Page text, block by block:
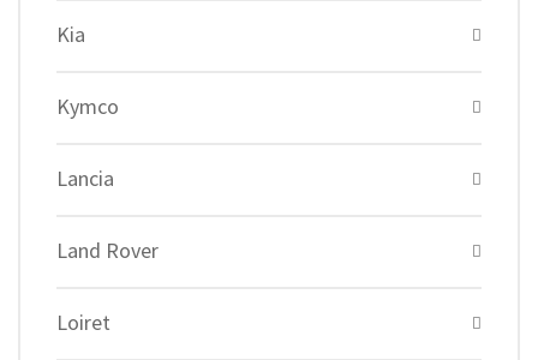
Kia
Kymco
Lancia
Land Rover
Loiret